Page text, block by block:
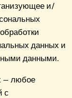
и/
данных и
данными.
— любое
с